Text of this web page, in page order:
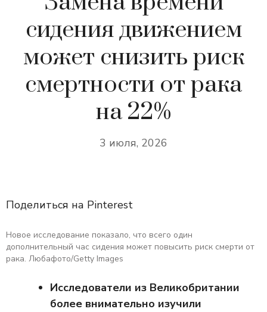
сидения движением
может снизить риск
смертности от рака
на 22%
3 июля, 2026
Поделиться на Pinterest
Новое исследование показало, что всего один
дополнительный час сидения может повысить риск смерти от
рака. Любафото/Getty Images
Исследователи из Великобритании
более внимательно изучили